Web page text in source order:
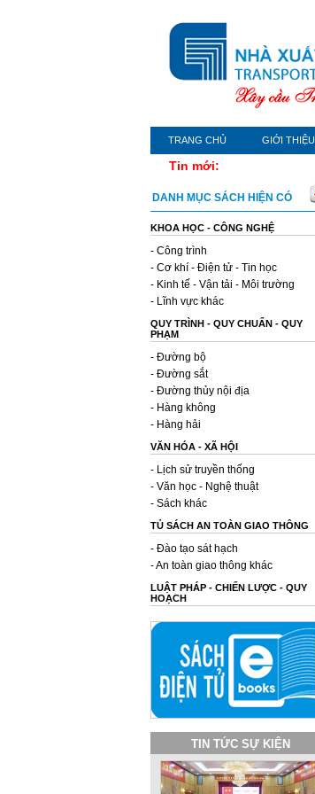
TRANG CHỦ GIỚI THIỆU
Tin mới:
DANH MỤC SÁCH HIỆN CÓ
KHOA HỌC - CÔNG NGHỆ
- Công trình
- Cơ khí - Điện tử - Tin học
- Kinh tế - Vận tải - Môi trường
- Lĩnh vực khác
QUY TRÌNH - QUY CHUẨN - QUY
PHẠM
- Đường bộ
- Đường sắt
- Đường thủy nội địa
- Hàng không
- Hàng hải
VĂN HÓA - XÃ HỘI
- Lịch sử truyền thống
- Văn học - Nghệ thuật
- Sách khác
TỦ SÁCH AN TOÀN GIAO THÔNG
- Đào tạo sát hạch
- An toàn giao thông khác
LUẬT PHÁP - CHIẾN LƯỢC - QUY
HOẠCH
TIN TỨC SỰ KIỆN